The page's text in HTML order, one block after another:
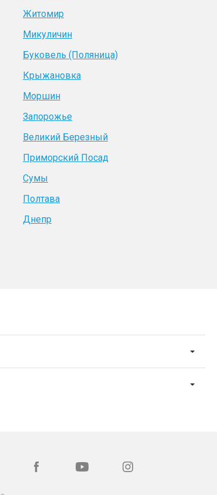
Житомир
Микуличин
Буковель (Поляница)
Крыжановка
Моршин
Запорожье
Великий Березный
Приморский Посад
Сумы
Полтава
Днепр